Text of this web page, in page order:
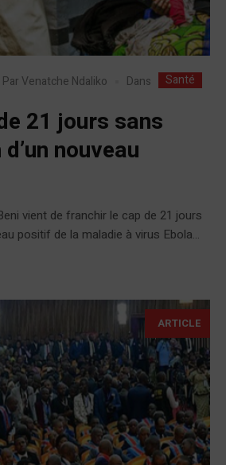
Par Venatche Ndaliko Dans Santé
21 jours sans
nouveau
vient de franchir le cap de 21 jours
positif de la maladie à virus Ebola...
ARTICLE